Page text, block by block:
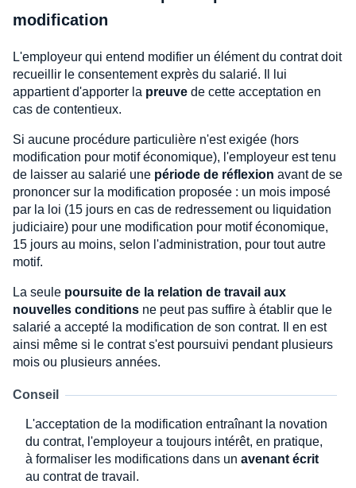
modification
L'employeur qui entend modifier un élément du contrat doit
recueillir le consentement exprès du salarié. Il lui
appartient d'apporter la preuve de cette acceptation en
cas de contentieux.
Si aucune procédure particulière n'est exigée (hors
modification pour motif économique), l'employeur est tenu
de laisser au salarié une période de réflexion avant de se
prononcer sur la modification proposée : un mois imposé
par la loi (15 jours en cas de redressement ou liquidation
judiciaire) pour une modification pour motif économique,
15 jours au moins, selon l'administration, pour tout autre
motif.
La seule poursuite de la relation de travail aux
nouvelles conditions ne peut pas suffire à établir que le
salarié a accepté la modification de son contrat. Il en est
ainsi même si le contrat s'est poursuivi pendant plusieurs
mois ou plusieurs années.
Conseil
L'acceptation de la modification entraînant la novation
du contrat, l'employeur a toujours intérêt, en pratique,
à formaliser les modifications dans un avenant écrit
au contrat de travail.